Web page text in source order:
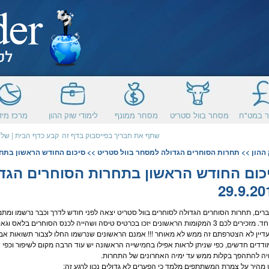
במט"ח מסחר בוול סטריט מסחר ממונף לימודי שוק ההון מרכז
קבע כדף הבית | שתף את חבריך בפייסבוק בדף זה
>> תחרות הסוחרים הגדולה למסחר בוול סטריט >> סיכום החודש הראשון בתחרות
החודש הראשון בתחרות הסוחרים
תחרות הסוחרים הגדולה לסוחרים בוול סטריט יצאה לפני חודש לדרך וכבר נרשמו
3 המקומות הראשונים יזכו בכרטיס טיסה ושהייה לכנס הסוחרים בלאס וגאס!!!
לא הצטרפתם זה ממש לא מאוחר !!! אמנם הראשונים שנרשמו החלו לצבור תשואות
חדשים, כפי שניתן לראות אפילו בחמישייה הראשונה יש עוד הרבה מקום לשיפור
להתהפך בקלות ממש עד ימיה האחרונים של התחרות.
על צמרת המשתתפים מלמד כי הפערים לא גדולים נכון לרגע זה: